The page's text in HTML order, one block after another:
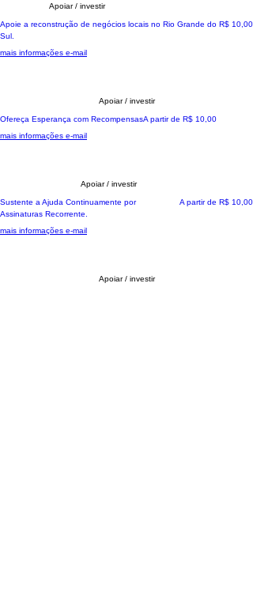
Apoiar / investir
SOS RS Negocios locais
Apoie a reconstrução de negócios locais no Rio Grande do
Sul.
Preço
R$ 10,00
mais informações e-mail
Apoiar / investir
Ação Colaborativa
Ofereça Esperança com RecompensasA partir de R$ 10,00
Preço promocional
mais informações e-mail
Apoiar / investir
Ação Colaborativa
Sustente a Ajuda Continuamente por
Assinaturas Recorrente.
A partir de R$ 10,00
Preço promocional
mais informações e-mail
Apoiar / investir